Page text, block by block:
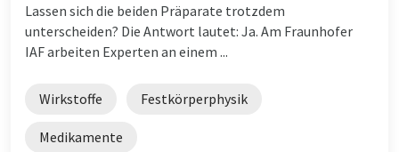
Lassen sich die beiden Präparate trotzdem
unterscheiden? Die Antwort lautet: Ja. Am Fraunhofer
IAF arbeiten Experten an einem ...
Wirkstoffe Festkörperphysik
Medikamente